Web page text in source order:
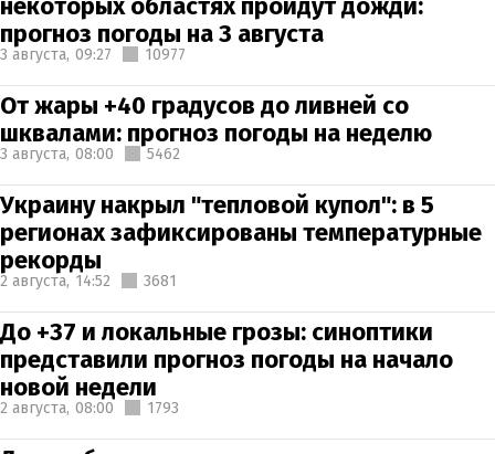
прогноз погоды на 3 августа
3 августа, 09:27 10977
От жары +40 градусов до ливней со
шквалами: прогноз погоды на неделю
3 августа, 08:00 5462
Украину накрыл "тепловой купол": в 5
регионах зафиксированы температурные
рекорды
2 августа, 14:52 3681
До +37 и локальные грозы: синоптики
представили прогноз погоды на начало
новой недели
2 августа, 08:00 1793